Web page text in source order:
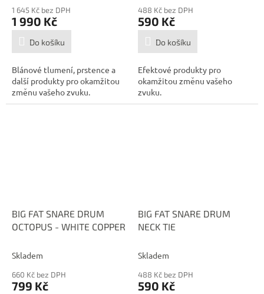
1 645 Kč bez DPH
1 990 Kč
Do košíku
Blánové tlumení, prstence a
další produkty pro okamžitou
změnu vašeho zvuku.
488 Kč bez DPH
590 Kč
Do košíku
Efektové produkty pro
okamžitou změnu vašeho
zvuku.
BIG FAT SNARE DRUM
OCTOPUS - WHITE COPPER
Skladem
660 Kč bez DPH
799 Kč
BIG FAT SNARE DRUM
NECK TIE
Skladem
488 Kč bez DPH
590 Kč